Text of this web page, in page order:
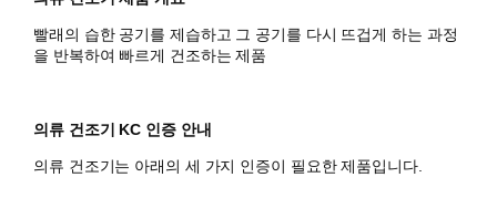
빨래의 습한 공기를 제습하고 그 공기를 다시 뜨겁게 하는 과정
을 반복하여 빠르게 건조하는 제품
의류 건조기 KC 인증 안내
의류 건조기는 아래의 세 가지 인증이 필요한 제품입니다.